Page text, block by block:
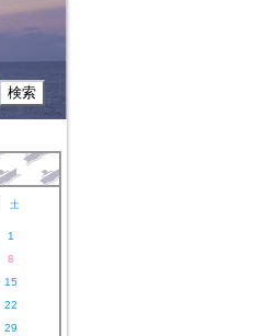
土
1
8
15
22
29